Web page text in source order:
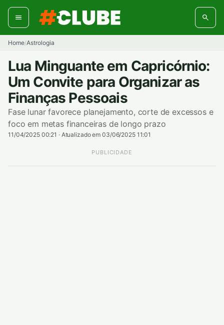
Pular
para
conteúdo
Home/Astrologia
Lua Minguante em Capricórnio:
Um Convite para Organizar as
Finanças Pessoais
Fase lunar favorece planejamento, corte de excessos e
foco em metas financeiras de longo prazo
11/04/2025 00:21 · Atualizado em 03/06/2025 11:01
PUBLICIDADE